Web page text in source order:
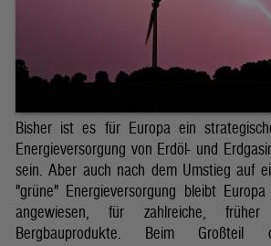
Bisher ist es für Europa ein
Energieversorgung von Erdöl- und
sein. Aber auch nach dem Umstieg auf
"grüne" Energieversorgung bleibt
angewiesen, für zahlreiche,
Bergbauprodukte. Beim